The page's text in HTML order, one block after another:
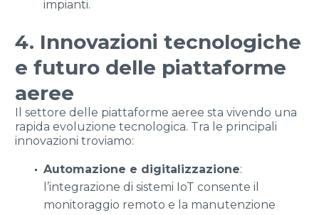
impianti.
4. Innovazioni tecnologiche
e futuro delle piattaforme
aeree
Il settore delle piattaforme aeree sta vivendo una
rapida evoluzione tecnologica. Tra le principali
innovazioni troviamo:
Automazione e digitalizzazione:
l’integrazione di sistemi IoT consente il
monitoraggio remoto e la manutenzione